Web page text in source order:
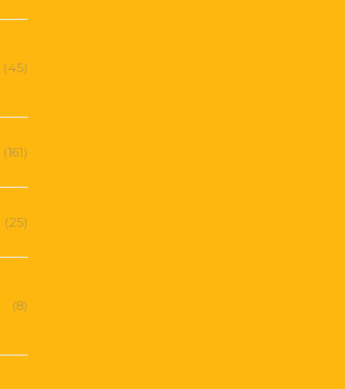
(45)
(161)
(25)
(8)